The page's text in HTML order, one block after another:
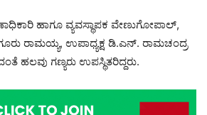
ಹಾಗೂ ವ್ಯವಸ್ಥಾಪಕ ವೇಣುಗೋಪಾಲ್,
ರಾಮಯ್ಯ, ಉಪಾಧ್ಯಕ್ಷ ಡಿ.ಎನ್. ರಾಮಚಂದ್ರ
ಹಲವು ಗಣ್ಯರು ಉಪಸ್ಥಿತರಿದ್ದರು.